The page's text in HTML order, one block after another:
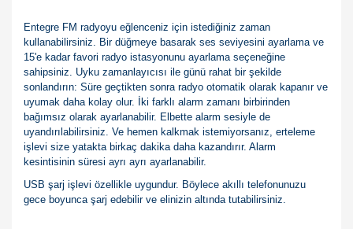
Entegre FM radyoyu eğlenceniz için istediğiniz zaman
kullanabilirsiniz. Bir düğmeye basarak ses seviyesini ayarlama ve
15'e kadar favori radyo istasyonunu ayarlama seçeneğine
sahipsiniz. Uyku zamanlayıcısı ile günü rahat bir şekilde
sonlandırın: Süre geçtikten sonra radyo otomatik olarak kapanır ve
uyumak daha kolay olur. İki farklı alarm zamanı birbirinden
bağımsız olarak ayarlanabilir. Elbette alarm sesiyle de
uyandırılabilirsiniz. Ve hemen kalkmak istemiyorsanız, erteleme
işlevi size yatakta birkaç dakika daha kazandırır. Alarm
kesintisinin süresi ayrı ayrı ayarlanabilir.
USB şarj işlevi özellikle uygundur. Böylece akıllı telefonunuzu
gece boyunca şarj edebilir ve elinizin altında tutabilirsiniz.